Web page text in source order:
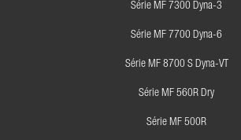
Série MF 7300 Dyna-3
Série MF 7700 Dyna-6
Série MF 8700 S Dyna-VT
Série MF 560R Dry
Série MF 500R